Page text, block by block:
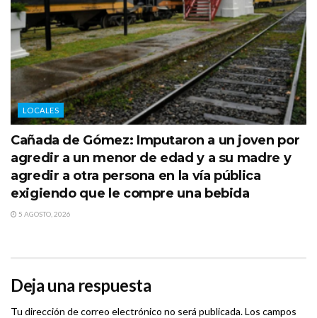
LOCALES
Cañada de Gómez: Imputaron a un joven por
agredir a un menor de edad y a su madre y
agredir a otra persona en la vía pública
exigiendo que le compre una bebida
5 AGOSTO, 2026
Deja una respuesta
Tu dirección de correo electrónico no será publicada.Los campos